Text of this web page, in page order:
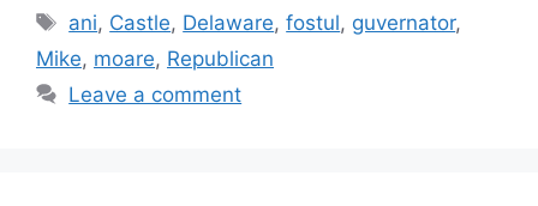
Tags
ani, Castle, Delaware,fostul, guvernator,
Mike, moare, Republican
Leave a comment